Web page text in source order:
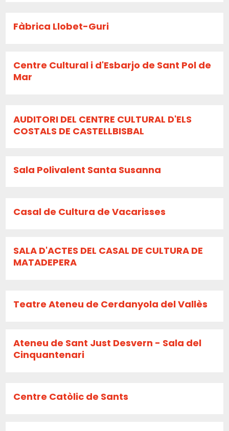
Fàbrica Llobet-Guri
Centre Cultural i d'Esbarjo de Sant Pol de
Mar
AUDITORI DEL CENTRE CULTURAL D'ELS
COSTALS DE CASTELLBISBAL
Sala Polivalent Santa Susanna
Casal de Cultura de Vacarisses
SALA D'ACTES DEL CASAL DE CULTURA DE
MATADEPERA
Teatre Ateneu de Cerdanyola del Vallès
Ateneu de Sant Just Desvern - Sala del
Cinquantenari
Centre Catòlic de Sants